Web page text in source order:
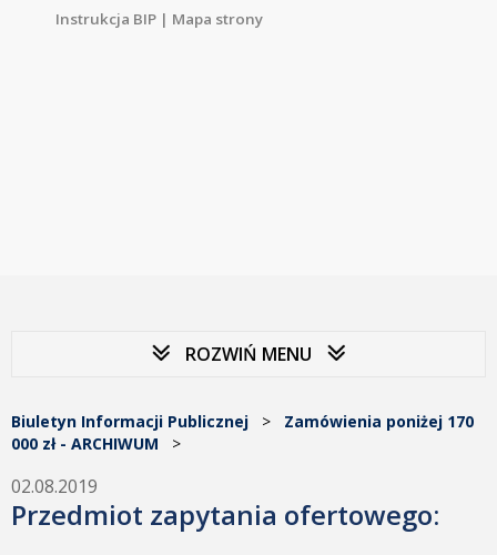
Instrukcja BIP | Mapa strony
ROZWIŃ MENU
Biuletyn Informacji Publicznej > Zamówienia poniżej 170
000 zł - ARCHIWUM >
02.08.2019
Przedmiot zapytania ofertowego: